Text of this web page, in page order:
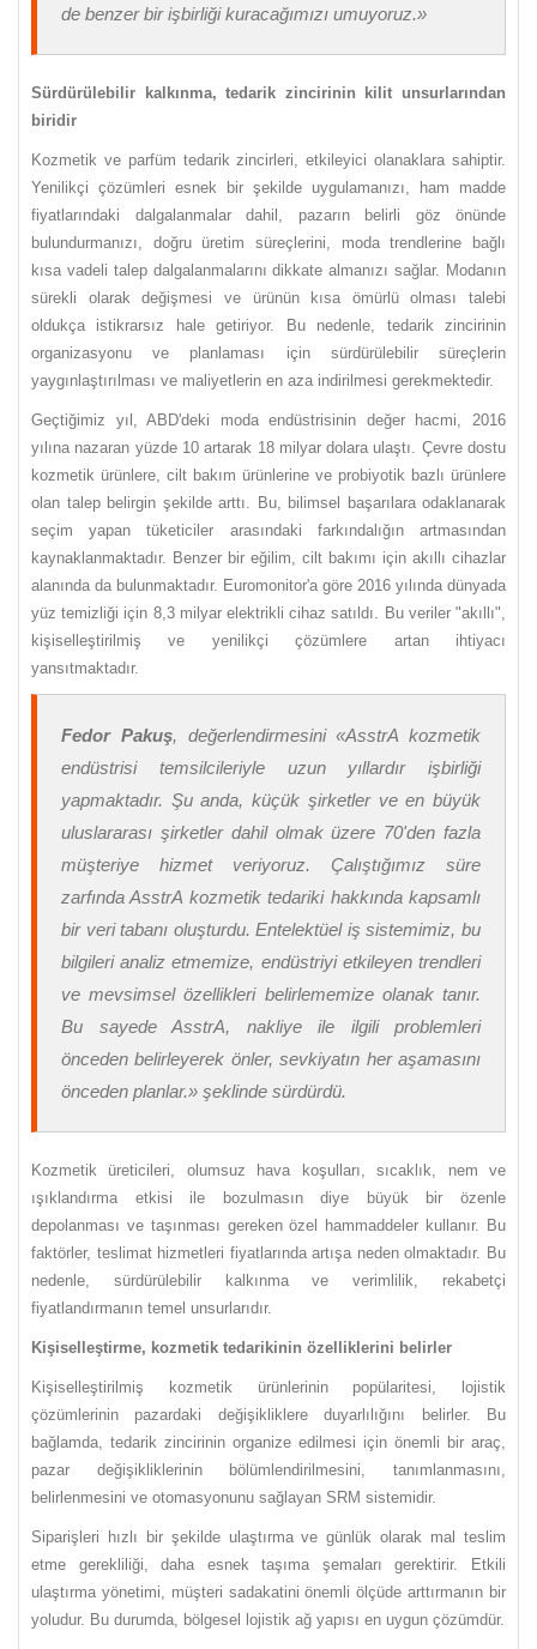
de benzer bir işbirliği kuracağımızı umuyoruz.»
Sürdürülebilir kalkınma, tedarik zincirinin kilit unsurlarından
biridir
Kozmetik ve parfüm tedarik zincirleri, etkileyici olanaklara sahiptir.
Yenilikçi çözümleri esnek bir şekilde uygulamanızı, ham madde
fiyatlarındaki dalgalanmalar dahil, pazarın belirli göz önünde
bulundurmanızı, doğru üretim süreçlerini, moda trendlerine bağlı
kısa vadeli talep dalgalanmalarını dikkate almanızı sağlar. Modanın
sürekli olarak değişmesi ve ürünün kısa ömürlü olması talebi
oldukça istikrarsız hale getiriyor. Bu nedenle, tedarik zincirinin
organizasyonu ve planlaması için sürdürülebilir süreçlerin
yaygınlaştırılması ve maliyetlerin en aza indirilmesi gerekmektedir.
Geçtiğimiz yıl, ABD'deki moda endüstrisinin değer hacmi, 2016
yılına nazaran yüzde 10 artarak 18 milyar dolara ulaştı. Çevre dostu
kozmetik ürünlere, cilt bakım ürünlerine ve probiyotik bazlı ürünlere
olan talep belirgin şekilde arttı. Bu, bilimsel başarılara odaklanarak
seçim yapan tüketiciler arasındaki farkındalığın artmasından
kaynaklanmaktadır. Benzer bir eğilim, cilt bakımı için akıllı cihazlar
alanında da bulunmaktadır. Euromonitor'a göre 2016 yılında dünyada
yüz temizliği için 8,3 milyar elektrikli cihaz satıldı. Bu veriler "akıllı",
kişiselleştirilmiş ve yenilikçi çözümlere artan ihtiyacı
yansıtmaktadır.
Fedor Pakuş, değerlendirmesini «AsstrA kozmetik
endüstrisi temsilcileriyle uzun yıllardır işbirliği
yapmaktadır. Şu anda, küçük şirketler ve en büyük
uluslararası şirketler dahil olmak üzere 70'den fazla
müşteriye hizmet veriyoruz. Çalıştığımız süre
zarfında AsstrA kozmetik tedariki hakkında kapsamlı
bir veri tabanı oluşturdu. Entelektüel iş sistemimiz, bu
bilgileri analiz etmemize, endüstriyi etkileyen trendleri
ve mevsimsel özellikleri belirlememize olanak tanır.
Bu sayede AsstrA, nakliye ile ilgili problemleri
önceden belirleyerek önler, sevkiyatın her aşamasını
önceden planlar.» şeklinde sürdürdü.
Kozmetik üreticileri, olumsuz hava koşulları, sıcaklık, nem ve
ışıklandırma etkisi ile bozulmasın diye büyük bir özenle
depolanması ve taşınması gereken özel hammaddeler kullanır. Bu
faktörler, teslimat hizmetleri fiyatlarında artışa neden olmaktadır. Bu
nedenle, sürdürülebilir kalkınma ve verimlilik, rekabetçi
fiyatlandırmanın temel unsurlarıdır.
Kişiselleştirme, kozmetik tedarikinin özelliklerini belirler
Kişiselleştirilmiş kozmetik ürünlerinin popülaritesi, lojistik
çözümlerinin pazardaki değişikliklere duyarlılığını belirler. Bu
bağlamda, tedarik zincirinin organize edilmesi için önemli bir araç,
pazar değişikliklerinin bölümlendirilmesini, tanımlanmasını,
belirlenmesini ve otomasyonunu sağlayan SRM sistemidir.
Siparişleri hızlı bir şekilde ulaştırma ve günlük olarak mal teslim
etme gerekliliği, daha esnek taşıma şemaları gerektirir. Etkili
ulaştırma yönetimi, müşteri sadakatini önemli ölçüde arttırmanın bir
yoludur. Bu durumda, bölgesel lojistik ağ yapısı en uygun çözümdür.